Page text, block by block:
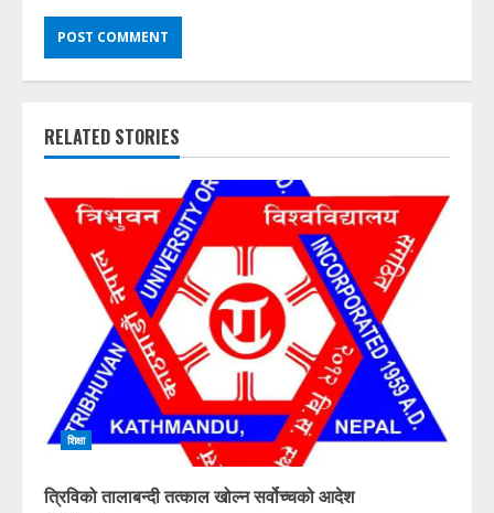
RELATED STORIES
शिक्षा
त्रिविको तालाबन्दी तत्काल खोल्न सर्वोच्चको आदेश